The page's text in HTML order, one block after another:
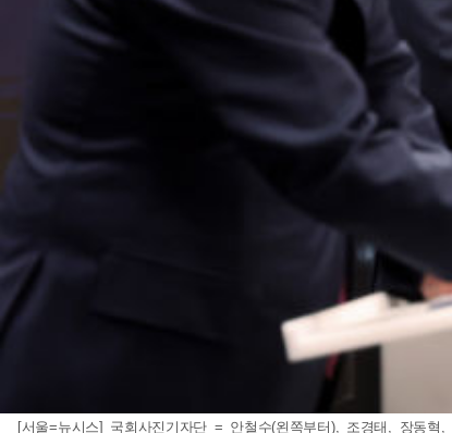
[서울=뉴시스] 국회사진기자단 = 안철수(왼쪽부터), 조경태, 장동